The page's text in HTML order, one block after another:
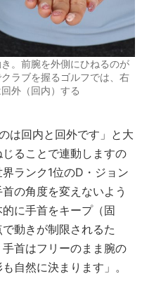
。前腕を外側にひねるのが
ラブを握るゴルフでは、右
外（回内）する
は回内と回外です」と大
ることで連動しますの
ランク1位のD・ジョン
の角度を変えないよう
に手首をキープ（固
動きが制限されるた
首はフリーのまま腕の
自然に決まります」。